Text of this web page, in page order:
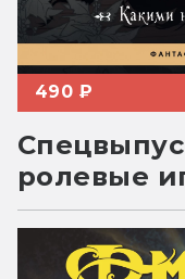
490 ₽
ролевые